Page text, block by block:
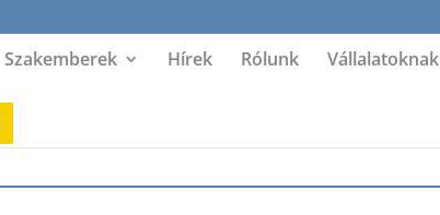
Szakemberek Hírek Rólunk Vállalatoknak